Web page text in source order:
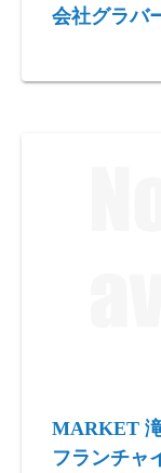
会社グラバ
MARKET
フランチャ